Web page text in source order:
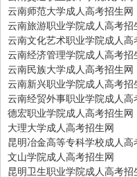
云南师范大学成人高考招生网
云南旅游职业学院成人高考招
云南文化艺术职业学院成人高
云南经济管理学院成人高考招
云南民族大学成人高考招生网
云南新兴职业学院成人高考招
云南经贸外事职业学院成人高
德宏职业学院成人高考招生网
大理大学成人高考招生网
昆明冶金高等专科学校成人高
文山学院成人高考招生网
昆明卫生职业学院成人高考招